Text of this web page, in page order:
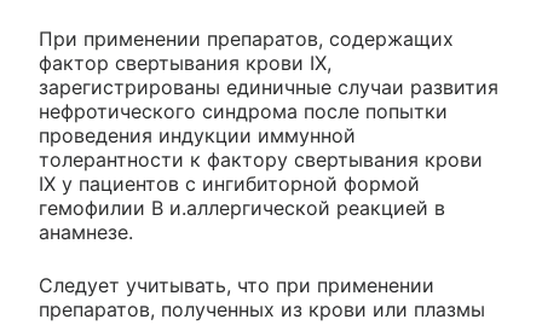
При применении препаратов, содержащих
фактор свертывания крови IX,
зарегистрированы единичные случаи развития
нефротического синдрома после попытки
проведения индукции иммунной
толерантности к фактору свертывания крови
IX у пациентов с ингибиторной формой
гемофилии В и.аллергической реакцией в
анамнезе.
Следует учитывать, что при применении
препаратов, полученных из крови или плазмы